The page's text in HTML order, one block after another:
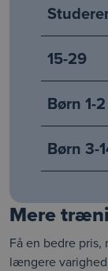
15-29
Børn 1-
Børn 3-
Mere
Få en bedre
længere